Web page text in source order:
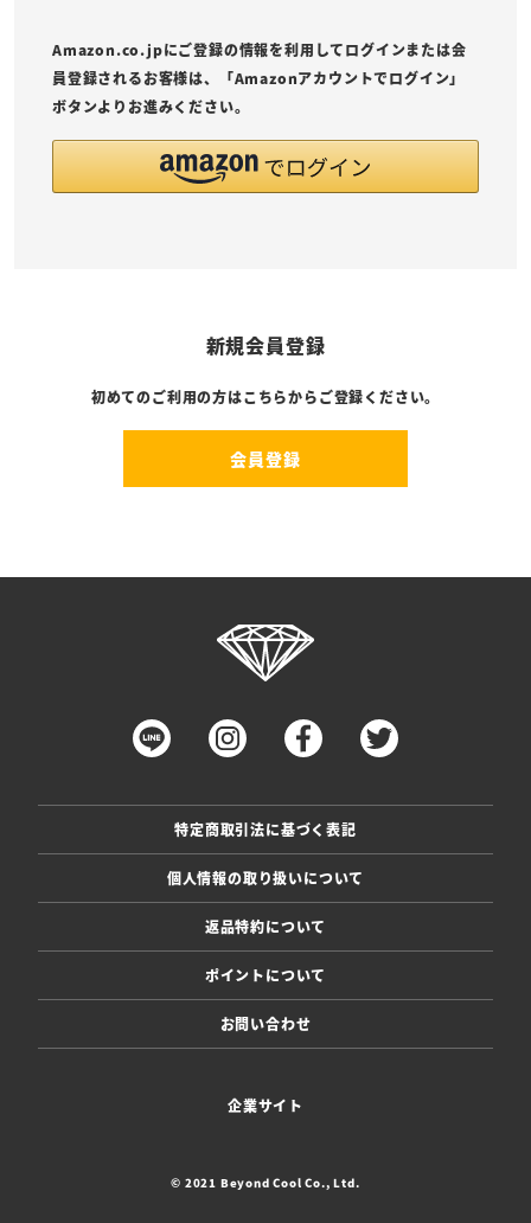
Amazon.co.jpにご登録の情報を利用してログインまたは会
員登録されるお客様は、「Amazonアカウントでログイン」
ボタンよりお進みください。
新規会員登録
初めてのご利用の方はこちらからご登録ください。
会員登録
特定商取引法に基づく表記
個人情報の取り扱いについて
返品特約について
ポイントについて
お問い合わせ
企業サイト
© 2021 Beyond Cool Co., Ltd.